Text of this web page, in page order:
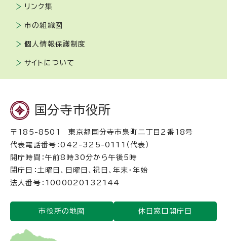
リンク集
市の組織図
個人情報保護制度
サイトについて
国分寺市役所
〒185-8501 東京都国分寺市泉町二丁目2番18号
代表電話番号：042-325-0111（代表）
開庁時間：午前8時30分から午後5時
閉庁日：土曜日、日曜日、祝日、年末・年始
法人番号：1000020132144
市役所の地図 休日窓口開庁日